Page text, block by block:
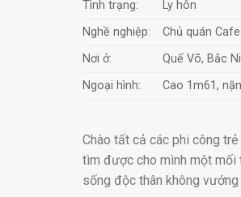
Tình trạng:
Ly hôn
Nghề nghiệp:
Chủ quán Cafe
Nơi ở:
Quế Võ, Bắc
Ngoại hình:
Cao 1m61,
Chào tất cả các phi công trẻ
tìm được cho mình một mối
sống độc thân không